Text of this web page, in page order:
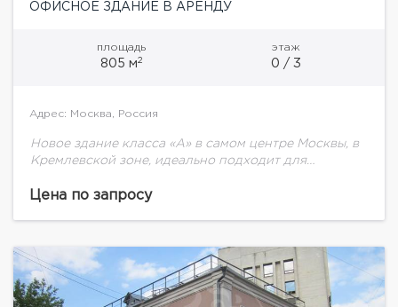
ОФИСНОЕ ЗДАНИЕ В АРЕНДУ
площадь
805 м2
этаж
0 / 3
Адрес: Москва, Россия
Новое здание класса «А» в самом центре Москвы, в
Кремлевской зоне, идеально подходит для
офиса м. Кропоткинская, м. Смоленская – 7 мин.
Цена по запросу